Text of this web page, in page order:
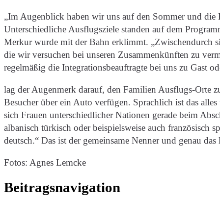
„Im Augenblick haben wir uns auf den Sommer und
Unterschiedliche Ausflugsziele standen auf dem
Merkur wurde mit der Bahn erklimmt. „Zwischendurch
die wir versuchen bei unseren Zusammenkünften zu
regelmäßig die Integrationsbeauftragte bei uns zu Gast
lag der Augenmerk darauf, den Familien Ausflugs-Orte
Besucher über ein Auto verfügen. Sprachlich ist das
sich Frauen unterschiedlicher Nationen gerade beim
albanisch türkisch oder beispielsweise auch französisch
deutsch.“ Das ist der gemeinsame Nenner und genau
Fotos: Agnes Lemcke
Beitragsnavigation